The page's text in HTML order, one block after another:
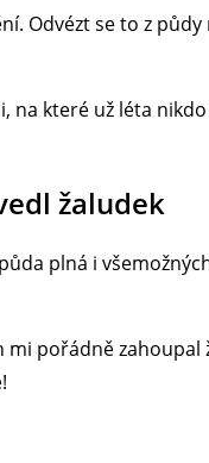
Odvézt se to z
na které už léta
žaludek
plná i
mi pořádně